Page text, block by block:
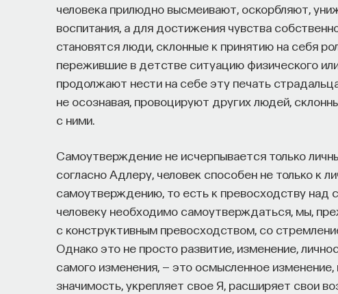
человека прилюдно высмеивают, оскорбляют,
воспитания, а для достижения чувства
становятся люди, склонные к принятию на себя
пережившие в детстве ситуацию физического
продолжают нести на себе эту печать
не осознавая, провоцируют других людей,
с ними.
Самоутверждение не исчерпывается только
согласно Адлеру, человек способен не только к
самоутверждению, то есть к превосходству над
человеку необходимо самоутверждаться, мы,
с конструктивным превосходством, со
Однако это не просто развитие, изменение,
самого изменения, — это осмысленное
значимость, укрепляет свое Я, расширяет свои
в инновационных компаниях, но не знают, с чего
Специалисты сталкиваются с тремя ключевыми
Недостаток информации о глобальных
мешает поиску подходящих ваканси; ​
Непрозрачные механизмы в инновационных
трудоустройства​;
Стереотипы не позволяют эффективно
Что такое Naukka Talents
поддержки специалистов на пути к карьере в
и прямые связи с компаниями, заинтересованными